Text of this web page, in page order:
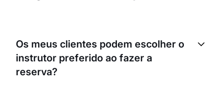
definir horários diferentes, atribuir colaboradores e
limitar o número de participantes por aula.
Os meus clientes podem escolher o
instrutor preferido ao fazer a
reserva?